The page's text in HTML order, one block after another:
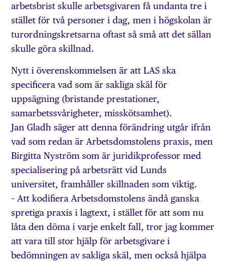
arbetsbrist skulle arbetsgivaren få undanta tre i
stället för två personer i dag, men i högskolan är
turordningskretsarna oftast så små att det sällan
skulle göra skillnad.
Nytt i överenskommelsen är att LAS ska
specificera vad som är sakliga skäl för
uppsägning (bristande prestationer,
samarbetssvårigheter, misskötsamhet).
Jan Gladh säger att denna förändring utgår ifrån
vad som redan är Arbetsdomstolens praxis, men
Birgitta Nyström som är juridikprofessor med
specialisering på arbetsrätt vid Lunds
universitet, framhåller skillnaden som viktig.
– Att kodifiera Arbetsdomstolens ändå ganska
spretiga praxis i lagtext, i stället för att som nu
låta den döma i varje enkelt fall, tror jag kommer
att vara till stor hjälp för arbetsgivare i
bedömningen av sakliga skäl, men också hjälpa